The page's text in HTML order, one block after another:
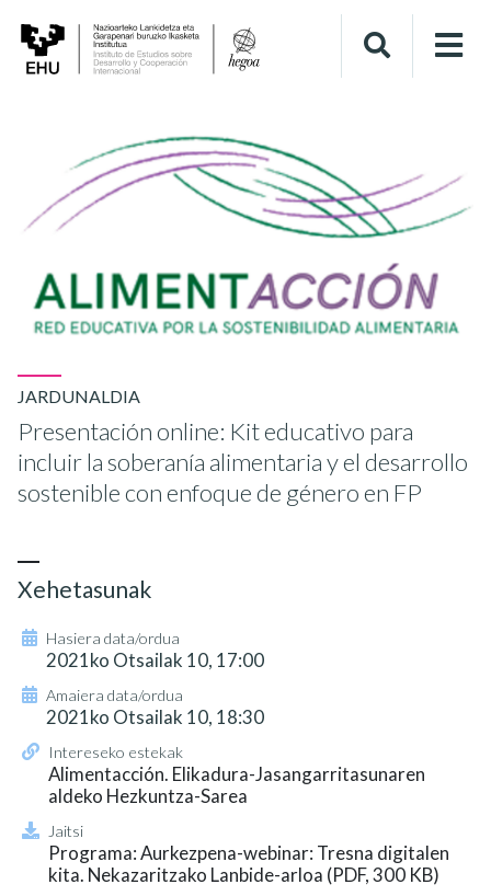
JARDUNALDIA
Presentación online: Kit educativo para
incluir la soberanía alimentaria y el desarrollo
sostenible con enfoque de género en FP
Xehetasunak
Hasiera data/ordua
2021ko Otsailak 10, 17:00
Amaiera data/ordua
2021ko Otsailak 10, 18:30
Intereseko estekak
Alimentacción. Elikadura-Jasangarritasunaren
aldeko Hezkuntza-Sarea
Jaitsi
Programa: Aurkezpena-webinar: Tresna digitalen
kita. Nekazaritzako Lanbide-arloa (PDF, 300 KB)